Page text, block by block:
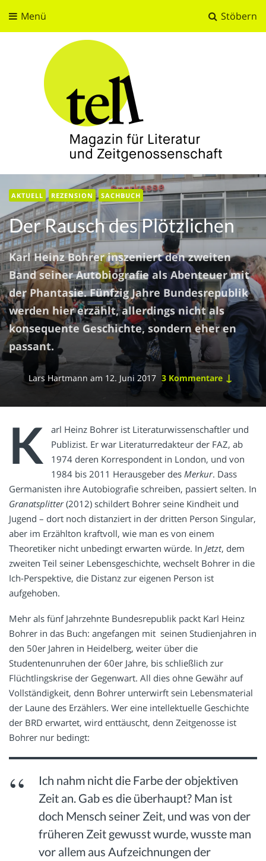
Stöbern
Menü
tell
Magazin für Literatur und Zeitgenossenschaft
AKTUELL REZENSION SACHBUCH
Der Rausch des Plötzlichen
Karl Heinz Bohrer inszeniert den zweiten
Band seiner Autobiografie als Abenteuer mit
der Phantasie. Fünfzig Jahre Bundesrepublik
werden hier erzählt, allerdings nicht als
konsequente Geschichte, sondern eher en
passant.
Lars Hartmann am 12. Juni 2017 3 Kommentare ↓
K
arl Heinz Bohrer ist Literaturwissenschaftler und
Publizist. Er war Literaturredakteur der FAZ, ab
1974 deren Korrespondent in London, und von
1984 bis 2011 Herausgeber des Merkur. Dass
Germanisten ihre Autobiografie schreiben, passiert selten. In
Granatsplitter(2012) schildert Bohrer seine Kindheit und
Jugend – dort noch distanziert in der dritten Person Singular,
aber im Erzählton kraftvoll, wie man es von einem
Theoretiker nicht unbedingt erwarten würde. In Jetzt, dem
zweiten Teil seiner Lebensgeschichte, wechselt Bohrer in die
Ich-Perspektive, die Distanz zur eigenen Person ist
aufgehoben.
Mehr als fünf Jahrzehnte Bundesrepublik packt Karl Heinz
Bohrer in das Buch: angefangen mit seinen Studienjahren in
den 50er Jahren in Heidelberg, weiter über die
Studentenunruhen der 60er Jahre, bis schließlich zur
Flüchtlingskrise der Gegenwart. All dies ohne Gewähr auf
Vollständigkeit, denn Bohrer unterwirft sein Lebensmaterial
der Laune des Erzählers. Wer eine intellektuelle Geschichte
der BRD erwartet, wird enttäuscht, denn Zeitgenosse ist
Bohrer nur bedingt:
Ich nahm nicht die Farbe der objektiven
Zeit an. Gab es die überhaupt? Man ist
doch Mensch seiner Zeit, und was von der
früheren Zeit gewusst wurde, wusste man
vor allem aus Aufzeichnungen der